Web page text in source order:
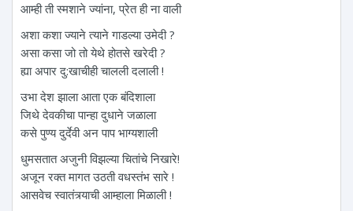
आम्ही ती स्मशाने ज्यांना, प्रेत ही ना वाली
अशा कशा ज्याने त्याने गाडल्या उमेदी ?
असा कसा जो तो येथे होतसे खरेदी ?
ह्या अपार दु:खाचीही चालली दलाली !
उभा देश झाला आता एक बंदिशाला
जिथे देवकीचा पान्हा दुधाने जळाला
कसे पुण्य दुर्देवी अन पाप भाग्यशाली
धुमसतात अजुनी विझल्या चितांचे निखारे!
अजून रक्त मागत उठती वधस्तंभ सारे !
आसवेच स्वातंत्र्याची आम्हाला मिळाली !